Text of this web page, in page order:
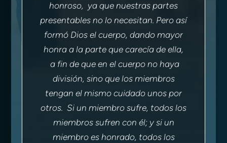
honroso, ya que nuestras partes
presentables no lo necesitan. Pero así
formó Dios el cuerpo, dando mayor
honra a la parte que carecía de ella,
a fin de que en el cuerpo no haya
división, sino que los miembros
tengan el mismo cuidado unos por
otros. Si un miembro sufre, todos los
miembros sufren con él; y si un
miembro es honrado, todos los